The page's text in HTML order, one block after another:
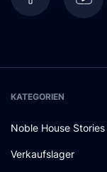
KATEGORIEN
Noble House Stories
Verkaufslager